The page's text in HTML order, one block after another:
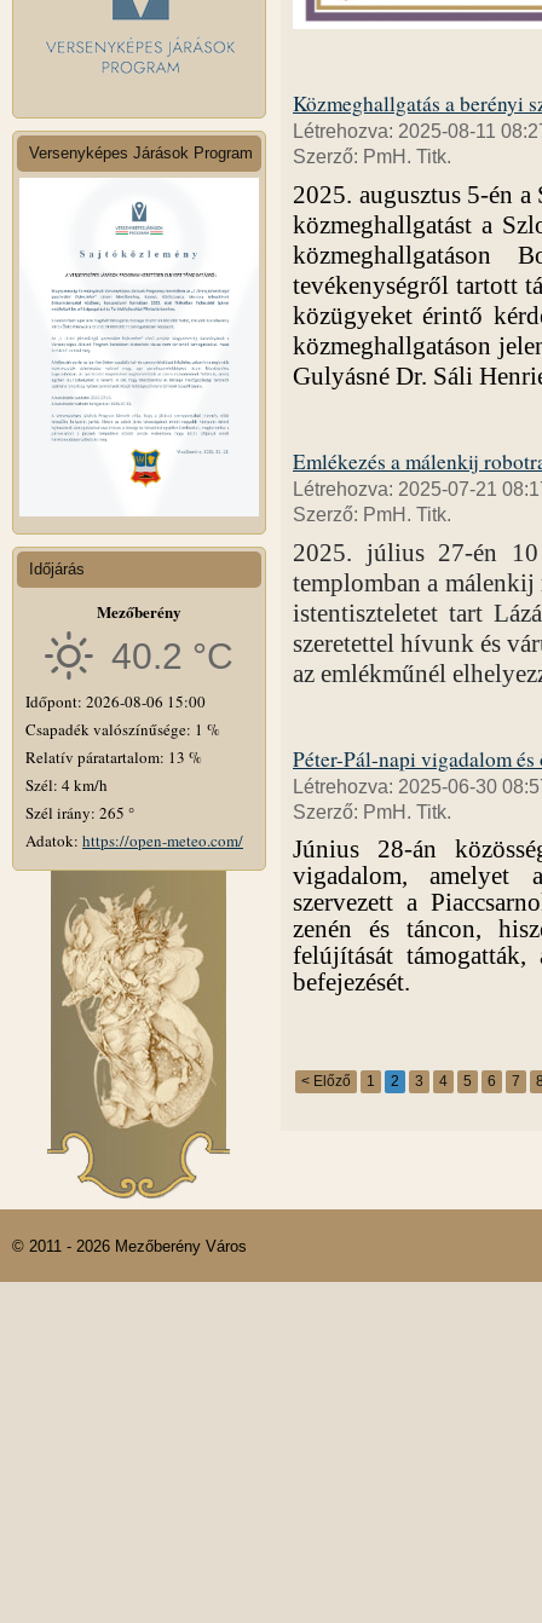
Versenyképes Járások Program
Időjárás
Mezőberény
40.2 °C
Időpont: 2026-08-06 15:00
Csapadék valószínűsége: 1 %
Relatív páratartalom: 13 %
Szél: 4 km/h
Szél irány: 265 °
Adatok: https://open-meteo.com/
Közmeghallgatás a berényi
Létrehozva: 2025-08-11
Szerző: PmH. Titk.
2025. augusztus 5-én
közmeghallgatást a
tevékenységről tartott
közügyeket érintő
közmeghallgatáson
Gulyásné Dr. Sáli
Emlékezés a málenkij
Létrehozva: 2025-07-21
Szerző: PmH. Titk.
2025. július 27-én
templomban a
istentiszteletet tart
szeretettel hívunk és
az emlékműnél
Péter-Pál-napi vigadalom
Létrehozva: 2025-06-30
Szerző: PmH. Titk.
Június 28-án
vigadalom, amelyet
szervezett a
zenén és táncon,
felújítását
befejezését.
< Előző 1 2 3 4 5 6 7
© 2011 - 2026 Mezőberény Város